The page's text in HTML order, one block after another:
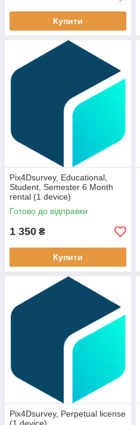
Купити
Pix4Dsurvey, Educational,
Student, Semester 6 Month
rental (1 device)
Готово до відправки
1 350 ₴
Купити
Pix4Dsurvey, Perpetual license